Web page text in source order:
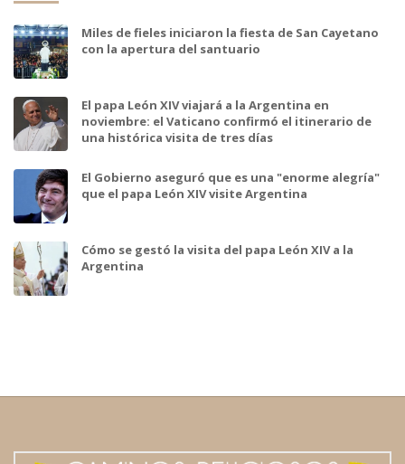
Miles de fieles iniciaron la fiesta de San Cayetano
con la apertura del santuario
El papa León XIV viajará a la Argentina en
noviembre: el Vaticano confirmó el itinerario de
una histórica visita de tres días
El Gobierno aseguró que es una "enorme alegría"
que el papa León XIV visite Argentina
Cómo se gestó la visita del papa León XIV a la
Argentina